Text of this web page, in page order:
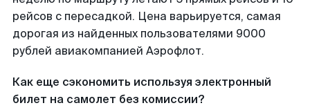
рейсов с пересадкой. Цена варьируется, самая
дорогая из найденных пользователями 9000
рублей авиакомпанией Аэрофлот.
Как еще сэкономить используя электронный
билет на самолет без комиссии?